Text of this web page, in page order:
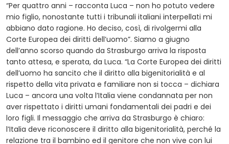
“Per quattro anni – racconta Luca – non ho potuto vedere
mio figlio, nonostante tutti i tribunali italiani interpellati mi
abbiano dato ragione. Ho deciso, così, di rivolgermi alla
Corte Europea dei diritti dell’uomo”. Siamo a giugno
dell’anno scorso quando da Strasburgo arriva la risposta
tanto attesa, e sperata, da Luca. “La Corte Europea dei diritti
dell’uomo ha sancito che il diritto alla bigenitorialità e al
rispetto della vita privata e familiare non si tocca – dichiara
Luca – ancora una volta l’Italia viene condannata per non
aver rispettato i diritti umani fondamentali dei padri e dei
loro figli. Il messaggio che arriva da Strasburgo è chiaro:
l’Italia deve riconoscere il diritto alla bigenitorialità, perché la
relazione tra il bambino ed il genitore che non vive con lui